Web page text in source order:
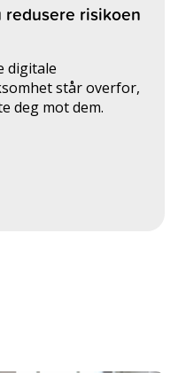
redusere risikoen
digitale
står overfor,
deg mot dem.